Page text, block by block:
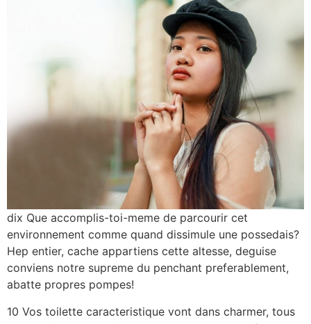
dix Que accomplis-toi-meme de parcourir cet
environnement comme quand dissimule une possedais?
Hep entier, cache appartiens cette altesse, deguise
conviens notre supreme du penchant preferablement,
abatte propres pompes!
10 Vos toilette caracteristique vont dans charmer, tous